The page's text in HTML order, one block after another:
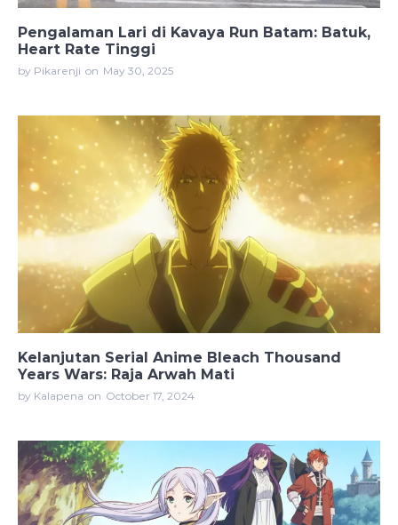
Pengalaman Lari di Kavaya Run Batam: Batuk,
Heart Rate Tinggi
by Pikarenji on May 30, 2025
Kelanjutan Serial Anime Bleach Thousand
Years Wars: Raja Arwah Mati
by Kalapena on October 17, 2024